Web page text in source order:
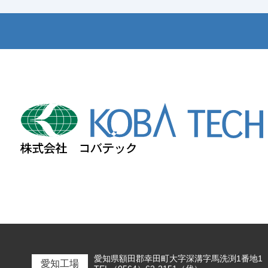
愛知工場
愛知県額田郡幸田町大字深溝字馬洗渕1番地1